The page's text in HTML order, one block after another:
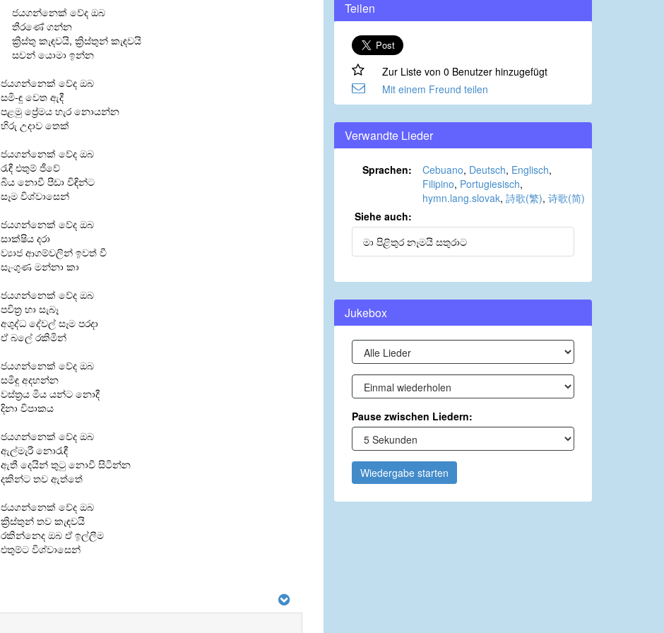
ජයගන්නෙක් වේද ඔබ
තීරණේ ගන්න
ක්‍රිස්තු කැඳවයි, ක්‍රිස්තුන් කැඳවයි
සවන් යොමා ඉන්න
ජයගන්නෙක් වේද ඔබ
සමි-ඳු වෙත ඇදී
පළමු ප්‍රේමය හැර නොයන්න
හිරු උදාව තෙක්
ජයගන්නෙක් වේද ඔබ
රැඳී එතුම් ජීවේ
බිය නොවී පීඩා විඳින්ට
සෑම විශ්වාසෙන්
ජයගන්නෙක් වේද ඔබ
සාක්ෂිය දරා
ව්‍යාජ ආගම්වලින් ඉවත් වී
සැංගුණ මන්නා කා
ජයගන්නෙක් වේද ඔබ
පවිත්‍ර හා සැබෑ
අශුද්ධ දේවල් සෑම පරදා
ඒ බලේ රකිමින්
ජයගන්නෙක් වේද ඔබ
සමිඳු අදහන්න
වස්ත්‍රය මිය යන්ට නොදී
දිනා විපාකය
ජයගන්නෙක් වේද ඔබ
ඇල්මැරී නොරැඳී
ඇතී දෙයින් තුටු නොවී සිටින්න
දකින්ට තව ඇත්තේ
ජයගන්නෙක් වේද ඔබ
ක්‍රිස්තුන් තව කැඳවයි
රකින්නෙද ඔබ ඒ ඉල්ලීම
එතුම්ට විශ්වාසෙන්
Teilen
Zur Liste von 0 Benutzer hinzugefügt
Mit einem Freund teilen
Verwandte Lieder
Sprachen: Cebuano, Deutsch, Englisch,
Filipino, Portugiesisch,
hymn.lang.slovak, 詩歌(繁), 诗歌(简)
Siehe auch:
මා පිළිතුර නෑමයි සතුරාට
Jukebox
Pause zwischen Liedern:
Wiedergabe starten